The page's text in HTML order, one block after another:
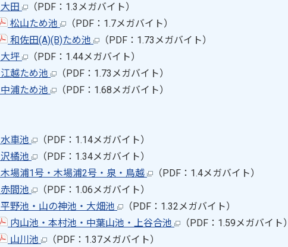
大田
（PDF：1.3メガバイト）
松山ため池
（PDF：1.7メガバイト）
和佐田(A)(B)ため池
（PDF：1.73メガバイト）
大坪
（PDF：1.44メガバイト）
江越ため池
（PDF：1.73メガバイト）
中浦ため池 （PDF：1.68メガバイト）
水車池
（PDF：1.14メガバイト）
沢橘池
（PDF：1.34メガバイト）
木場浦1号・木場浦2号・泉・鳥越
（PDF：1.4メガバイト）
赤間池
（PDF：1.06メガバイト）
平野池・山の神池・大畑池
（PDF：1.32メガバイト）
内山池・本村池・中葉山池・上谷合池
（PDF：1.59メガバイト）
山川池
（PDF：1.37メガバイト）